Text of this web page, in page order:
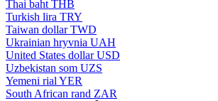
Thai baht THB
Turkish lira TRY
Taiwan dollar TWD
Ukrainian hryvnia UAH
United States dollar USD
Uzbekistan som UZS
Yemeni rial YER
South African rand ZAR